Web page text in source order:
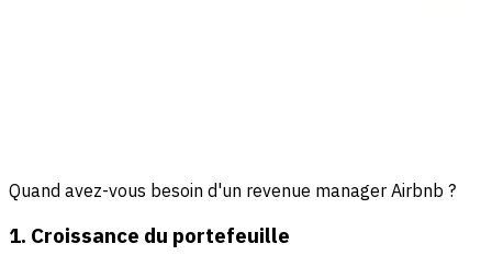
Quand avez-vous besoin d'un revenue manager Airbnb ?
1. Croissance du portefeuille